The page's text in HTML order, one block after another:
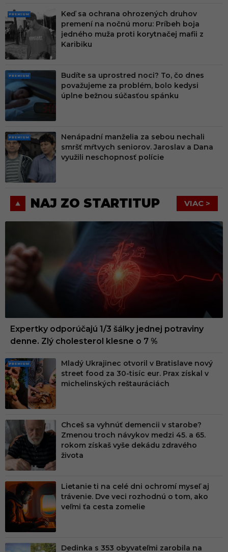
PRE
MIU
M
Keď sa ochrana ohrozených druhov
premení na nočnú moru: Príbeh boja
jedného muža proti korytnačej mafii z
Karibiku
PRE
MIU
M
Budíte sa uprostred noci? To, čo dnes
považujeme za problém, bolo kedysi
úplne bežnou súčasťou spánku
PRE
MIU
M
Nenápadní manželia za sebou nechali
smršť mŕtvych seniorov. Jaroslav a Dana
využili neschopnosť polície
NAJ ZO STARTITUP VIAC >
Expertky odporúčajú 1/3 šálky jednej potraviny
denne. Zlý cholesterol klesne o 7 %
PRE
MIU
M
Mladý Ukrajinec otvoril v Bratislave nový
street food za 30-tisíc eur. Prax získal v
michelinských reštauráciách
Chceš sa vyhnúť demencii v starobe?
Zmenou troch návykov medzi 45. a 65.
rokom získaš vyše dekádu zdravého
života
Lietanie ti na celé dni ochromí myseľ aj
trávenie. Dve veci rozhodnú o tom, ako
veľmi ťa cesta zomelie
Dedinka s 353 obyvateľmi zarobila na